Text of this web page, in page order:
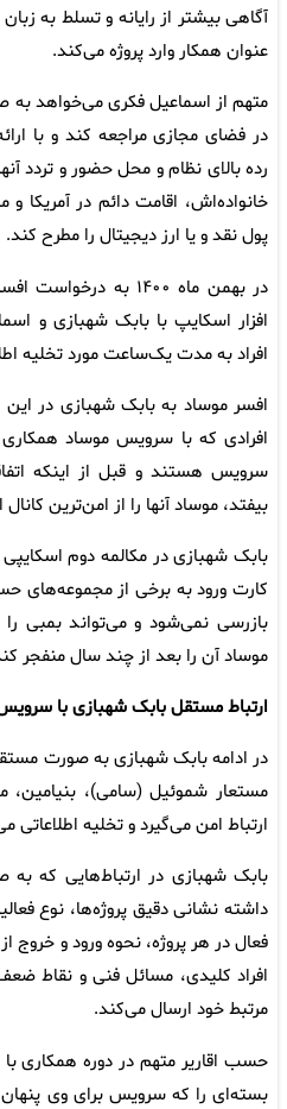
آگاهی بیشتر از رایانه و تسلط به
عنوان همکار وارد پروژه می‌کند.
متهم از اسماعیل فکری می‌خواهد به
در فضای مجازی مراجعه کند و با
رده بالای نظام و محل حضور و تردد
خانواده‌اش، اقامت دائم در آمریکا
پول نقد و یا ارز دیجیتال را مطرح کند.
در بهمن ماه ۱۴۰۰ به
افزار اسکایپ با بابک شهبازی و
افراد به مدت یک‌ساعت مورد تخلیه
افسر موساد به بابک شهبازی در
افرادی که با سرویس موساد
سرویس هستند و قبل از اینکه
بیفتد، موساد آنها را از امن‌ترین
بابک شهبازی در مکالمه دوم
کارت ورود به برخی از مجموعه‌های
بازرسی نمی‌شود و می‌تواند بمبی را
موساد آن را بعد از چند سال منفجر
ارتباط مستقل بابک شهبازی با
در ادامه بابک شهبازی به صورت
مستعار شموئیل (سامی)، بنیامین،
ارتباط امن می‌گیرد و تخلیه اطلاعاتی
بابک شهبازی در ارتباط‌هایی که
داشته نشانی دقیق پروژه‌ها، نوع
فعال در هر پروژه، نحوه ورود و
افراد کلیدی، مسائل فنی و نقاط
مرتبط خود ارسال می‌کند.
حسب اقاریر متهم در دوره همکاری
بسته‌ای را که سرویس برای وی پنهان